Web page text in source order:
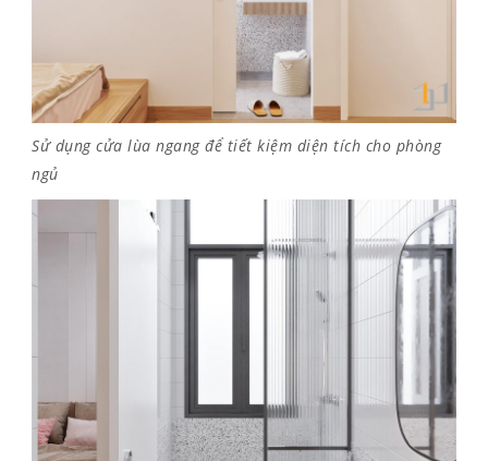
Sử dụng cửa lùa ngang để tiết kiệm diện tích cho phòng
ngủ